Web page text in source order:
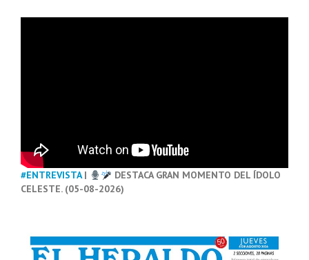
#ENTREVISTA|
DESTACA GRAN MOMENTO DEL ÍDOLO
CELESTE. (05-08-2026)